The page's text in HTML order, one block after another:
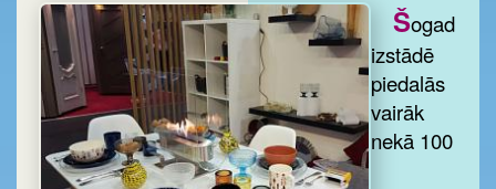
Šogad
izstādē
piedalās
vairāk
nekā 100